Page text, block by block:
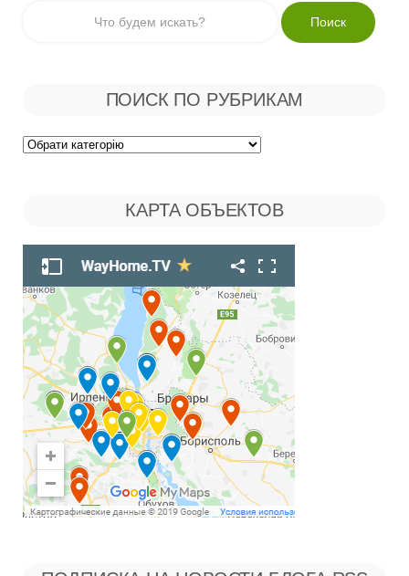
ПОИСК ПО РУБРИКАМ
Поиск
КАРТА ОБЪЕКТОВ